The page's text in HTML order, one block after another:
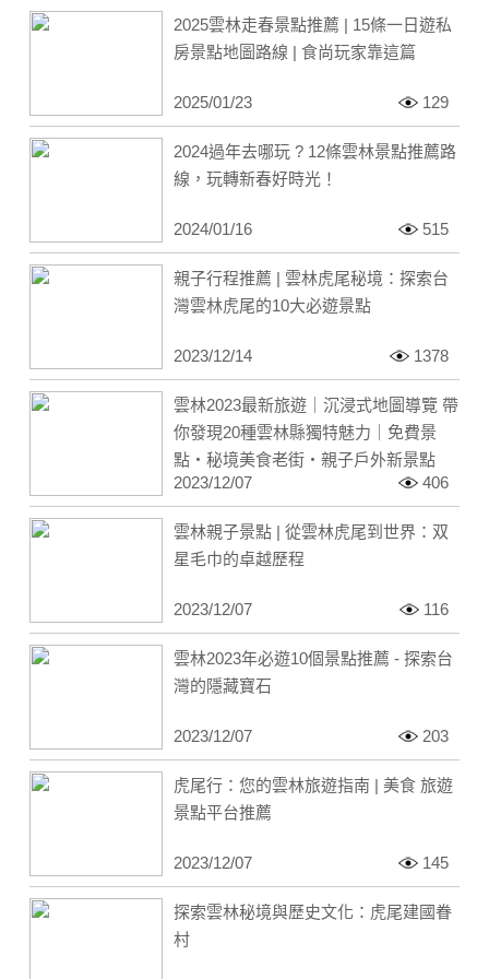
2025雲林走春景點推薦 | 15條一日遊私
房景點地圖路線 | 食尚玩家靠這篇
129
2025/01/23
2024過年去哪玩 ? 12條雲林景點推薦路
線，玩轉新春好時光！
515
2024/01/16
親子行程推薦 | 雲林虎尾秘境：探索台
灣雲林虎尾的10大必遊景點
1378
2023/12/14
雲林2023最新旅遊｜沉浸式地圖導覽 帶
你發現20種雲林縣獨特魅力｜免費景
點・秘境美食老街・親子戶外新景點
406
2023/12/07
雲林親子景點 | 從雲林虎尾到世界：双
星毛巾的卓越歷程
116
2023/12/07
雲林2023年必遊10個景點推薦 - 探索台
灣的隱藏寶石
203
2023/12/07
虎尾行：您的雲林旅遊指南 | 美食 旅遊
景點平台推薦
145
2023/12/07
探索雲林秘境與歷史文化：虎尾建國眷
村